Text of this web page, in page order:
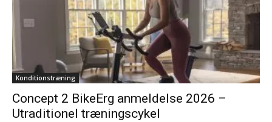
Konditionstræning
Concept 2 BikeErg anmeldelse 2026 –
Utraditionel træningscykel